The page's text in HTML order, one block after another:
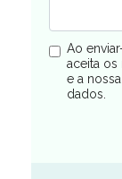
Ao
aceita os
e a
dados.